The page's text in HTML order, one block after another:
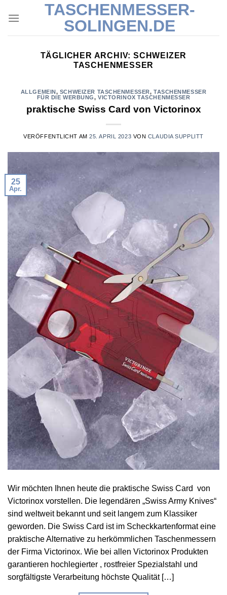
TASCHENMESSER-
SOLINGEN.DE
TÄGLICHER ARCHIV:SCHWEIZER
TASCHENMESSER
ALLGEMEIN, SCHWEIZER TASCHENMESSER, TASCHENMESSER
FÜR DIE WERBUNG,VICTORINOX TASCHENMESSER
praktische Swiss Card von Victorinox
VERÖFFENTLICHT AM25. APRIL 2023 VON CLAUDIA SUPPLITT
25
Apr.
Wir möchten Ihnen heute die praktische Swiss Card von
Victorinox vorstellen. Die legendären „Swiss Army Knives“
sind weltweit bekannt und seit langem zum Klassiker
geworden. Die Swiss Card ist im Scheckkartenformat eine
praktische Alternative zu herkömmlichen Taschenmessern
der Firma Victorinox. Wie bei allen Victorinox Produkten
garantieren hochlegierter , rostfreier Spezialstahl und
sorgfältigste Verarbeitung höchste Qualität […]